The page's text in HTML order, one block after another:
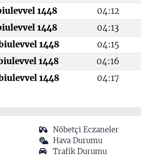
1448 04:12
1448 04:13
1448 04:15
1448 04:16
1448 04:17
Nöbetçi Eczaneler
Hava Durumu
Trafik Durumu